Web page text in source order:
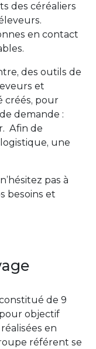
des céréaliers
en contact
des outils de
et
créés, pour
demande :
Afin de
une
pas à
besoins et
de 9
objectif
en
référent se